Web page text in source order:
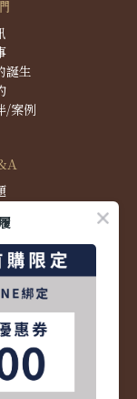
誕生
/案例
題